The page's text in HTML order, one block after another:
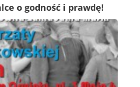
o godność i prawdę!